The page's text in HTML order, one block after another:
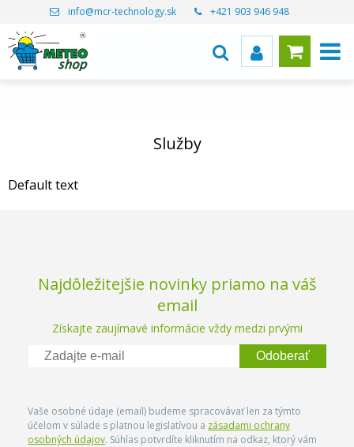
info@mcr-technology.sk +421 903 946 948
Služby
Default text
Najdôležitejšie novinky priamo na váš
email
Získajte zaujímavé informácie vždy medzi prvými
Odoberať
Vaše osobné údaje (email) budeme spracovávať len za týmto
účelom v súlade s platnou legislatívou a zásadami ochrany
osobných údajov. Súhlas potvrdíte kliknutím na odkaz, ktorý vám